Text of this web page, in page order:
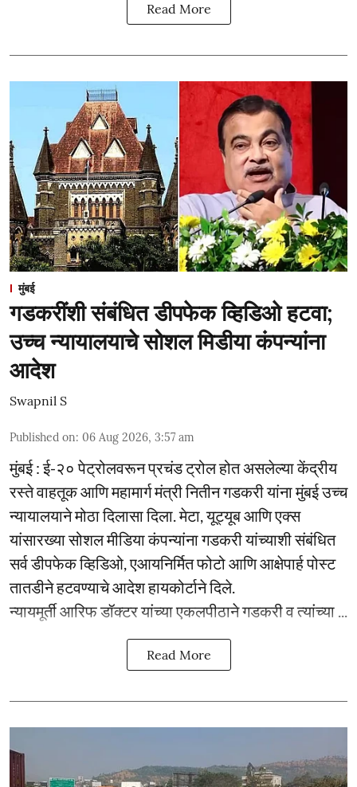
Read More
मुंबई
गडकरींशी संबंधित डीपफेक व्हिडिओ हटवा;
उच्च न्यायालयाचे सोशल मिडीया कंपन्यांना
आदेश
Swapnil S
Published on: 06 Aug 2026, 3:57 am
मुंबई : ई-२० पेट्रोलवरून प्रचंड ट्रोल होत असलेल्या केंद्रीय
रस्ते वाहतूक आणि महामार्ग मंत्री नितीन गडकरी यांना मुंबई उच्च
न्यायालयाने मोठा दिलासा दिला. मेटा, यूट्यूब आणि एक्स
यांसारख्या सोशल मीडिया कंपन्यांना गडकरी यांच्याशी संबंधित
सर्व डीपफेक व्हिडिओ, एआयनिर्मित फोटो आणि आक्षेपार्ह पोस्ट
तातडीने हटवण्याचे आदेश हायकोर्टाने दिले.
न्यायमूर्ती आरिफ डॉक्टर यांच्या एकलपीठाने गडकरी व त्यांच्या ...
Read More